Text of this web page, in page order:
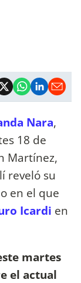
Nara,
18 de
Martínez,
reveló su
en el que
Icardi en
martes
el actual